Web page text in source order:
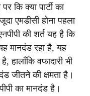
कि क्या पार्टी का
एमडीसी होना पहला
की शर्त यह है कि
मानदंड रहा है, यह
हालाँकि वफादारी भी
जीतने की क्षमता है।
का मानदंड है।